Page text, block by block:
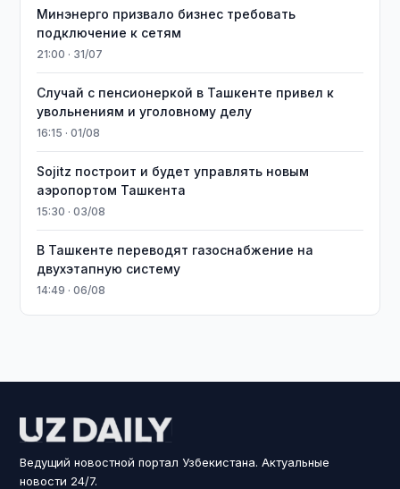
Минэнерго призвало бизнес требовать
подключение к сетям
21:00 · 31/07
Случай с пенсионеркой в Ташкенте привел к
увольнениям и уголовному делу
16:15 · 01/08
Sojitz построит и будет управлять новым
аэропортом Ташкента
15:30 · 03/08
В Ташкенте переводят газоснабжение на
двухэтапную систему
14:49 · 06/08
Ведущий новостной портал Узбекистана. Актуальные
новости 24/7.